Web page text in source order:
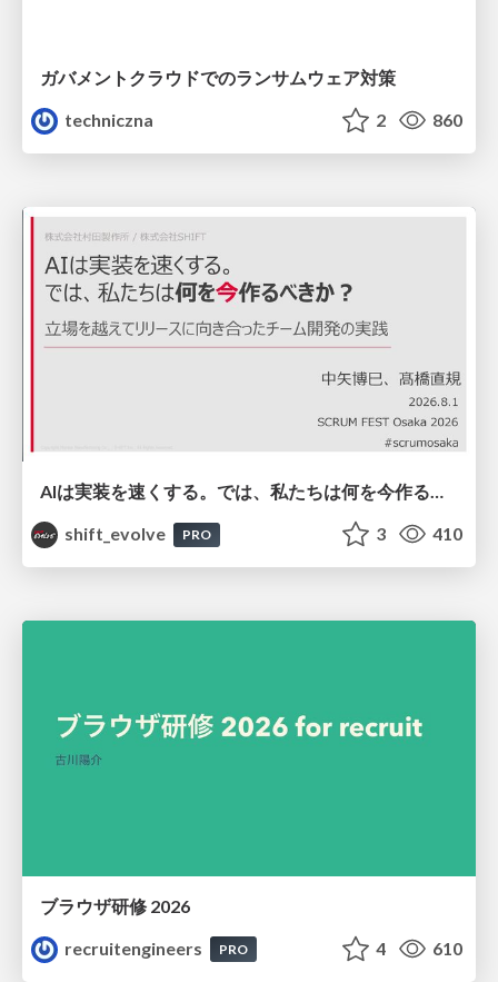
ガバメントクラウドでのランサムウェア対策
techniczna
2 860
AIは実装を速くする。では、私たちは何を今作るべきか？－立場を越えてリリースに向き合ったチーム開発の実践 / 20260801 Hiromi Nakaya and Naoki Takahashi
shift_evolve
PRO 3 410
ブラウザ研修 2026
recruitengineers
PRO 4 610